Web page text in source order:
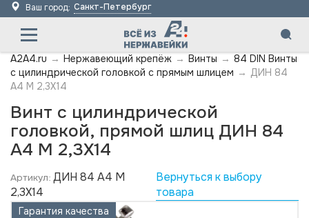
Ваш город: Санкт-Петербург
A2A4.ru → Нержавеющий крепёж → Винты → 84 DIN Винты
с цилиндрической головкой с прямым шлицем → ДИН 84
А4 M 2,3X14
Винт с цилиндрической
головкой, прямой шлиц ДИН 84
А4 M 2,3X14
Артикул: ДИН 84 А4 M
2,3X14
Вернуться к выбору
товара
Гарантия качества